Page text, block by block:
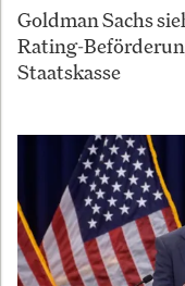
Goldman Sachs
Rating-
Staatskasse